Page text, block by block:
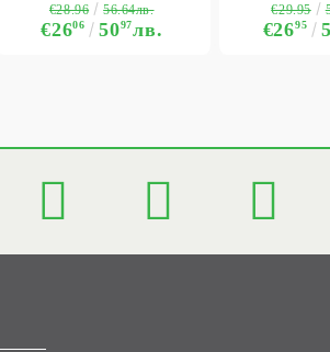
€2606 5097лв.
€28.96 56.64лв.
€2695
€29.95